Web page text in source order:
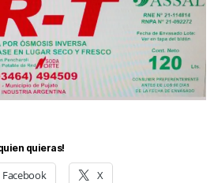
quieras!
Facebook X